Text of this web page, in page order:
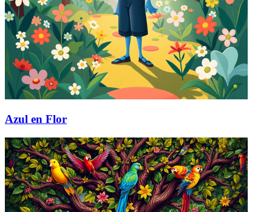
Azul en Flor